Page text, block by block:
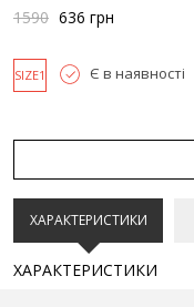
1590 636 грн
SIZE1 Є в наявності
ХАРАКТЕРИСТИКИ
ХАРАКТЕРИСТИКИ